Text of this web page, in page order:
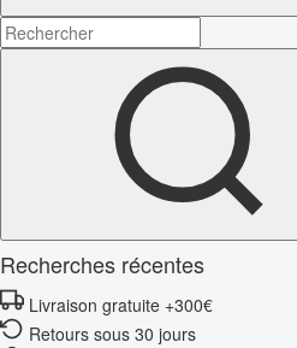
Recherches récentes
Livraison gratuite +300€
Retours sous 30 jours